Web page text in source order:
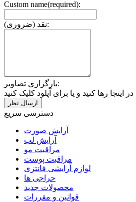
Custom name(required):
نقد (ضروری):
بارگزاری تصاویر:
دسترسی سریع
آرایش صورت
آرایش لب
مراقبت مو
مراقبت پوست
لوازم آرایشی فانتزی
حراجی ها
محصولات جدید
قوانین و مقررات